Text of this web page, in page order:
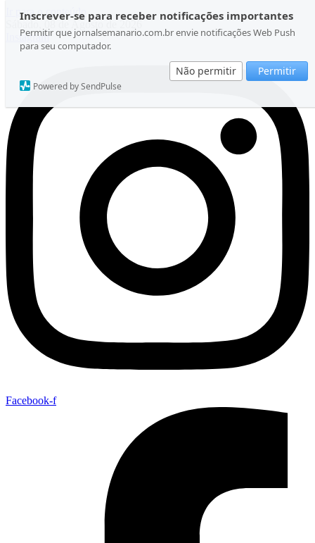
Inscrever-se para receber notificações importantes
Permitir que jornalsemanario.com.br envie notificações Web Push
para seu computador.
Não permitir Permitir
Powered by SendPulse
Ir para o conteúdo
Sábado, 08 de Agosto de 2026
Instagram
Facebook-f